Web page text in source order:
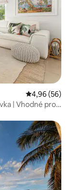
Průměrné
4,96 (56)
| Vhodné pro